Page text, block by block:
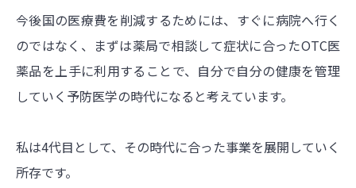
今後国の医療費を削減するためには、すぐに病院へ行く
のではなく、まずは薬局で相談して症状に合ったOTC医
薬品を上手に利用することで、自分で自分の健康を管理
していく予防医学の時代になると考えています。
私は4代目として、その時代に合った事業を展開していく
所存です。